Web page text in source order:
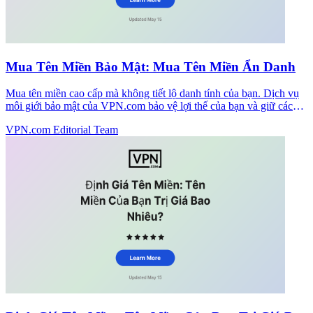
Mua Tên Miền Bảo Mật: Mua Tên Miền Ẩn Danh
Mua tên miền cao cấp mà không tiết lộ danh tính của bạn. Dịch vụ
môi giới bảo mật của VPN.com bảo vệ lợi thế của bạn và giữ các
VPN.com Editorial Team